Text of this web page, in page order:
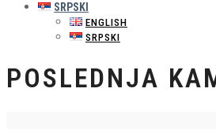
SRPSKI
ENGLISH
SRPSKI
POSLEDNJA